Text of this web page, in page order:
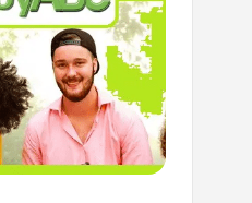
元
英
語！